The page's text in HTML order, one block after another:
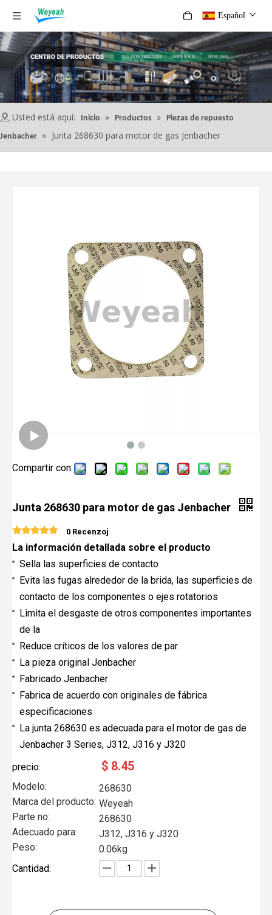
Español
Usted está aquí: Inicio » Productos » Piezas de repuesto
Jenbacher » Junta 268630 para motor de gas Jenbacher
Compartir con:
Junta 268630 para motor de gas Jenbacher
0 Recenzoj
La información detallada sobre el producto
Sella las superficies de contacto
Evita las fugas alrededor de la brida, las superficies de
contacto de los componentes o ejes rotatorios
Limita el desgaste de otros componentes importantes
de la
Reduce críticos de los valores de par
La pieza original Jenbacher
Fabricado Jenbacher
Fabrica de acuerdo con originales de fábrica
especificaciones
La junta 268630 es adecuada para el motor de gas de
Jenbacher 3 Series, J312, J316 y J320
precio:
$ 8.45
Modelo:
268630
Marca del producto: Weyeah
Parte no:
268630
Adecuado para:
J312, J316 y J320
Peso:
0.06kg
Cantidad: